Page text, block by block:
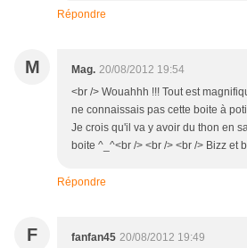
Répondre
M Mag. 20/08/2012 19:54
<br /> Wouahhh !!! Tout est
ne connaissais pas cette boite à
Je crois qu'il va y avoir du thon en
boite ^_^<br /> <br /> <br /> Bizz et
Répondre
F fanfan45 20/08/2012 19:49